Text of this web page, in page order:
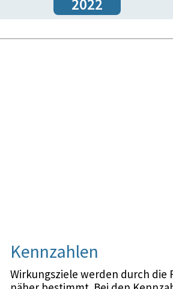
2022
Kennzahlen
Wirkungsziele werden durch